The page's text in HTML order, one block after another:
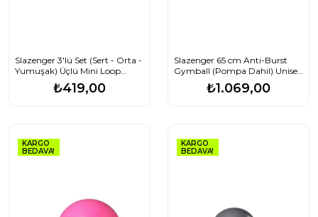
Slazenger 3'lü Set (Sert - Orta -
Yumuşak) Üçlü Mini Loop
Band Set Çok Renkli
₺419,00
Slazenger 65 cm Anti-Burst
Gymball (Pompa Dahil) Unisex
₺1.069,00
KARGO
BEDAVA!
KARGO
BEDAVA!